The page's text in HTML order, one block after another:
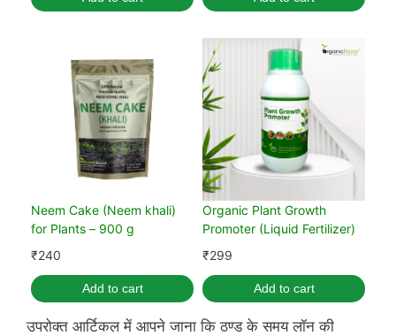
Neem Cake (Neem khali)
for Plants – 900 g
₹240
Add to cart
Organic Plant Growth
Promoter (Liquid Fertilizer)
₹299
Add to cart
उपरोक्त आर्टिकल में आपने जाना कि ठण्ड के समय लॉन की